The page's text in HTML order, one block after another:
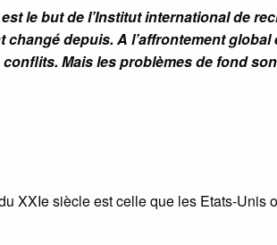
le but de l’Institut international de
depuis. A l’affrontement global
Mais les problèmes de fond
XXIe siècle est celle que les Etats-Unis